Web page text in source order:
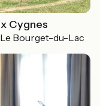
Cygnes
Le Bourget-du-Lac